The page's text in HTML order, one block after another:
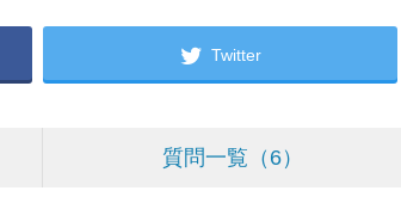
Twitter
質問一覧 6